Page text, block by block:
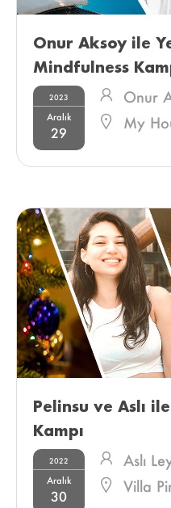
Onur Aksoy ile
Mindfulness
2023
Aralık
29
Onur
My
Pelinsu ve Aslı
Kampı
2022
Aralık
30
Aslı
Villa